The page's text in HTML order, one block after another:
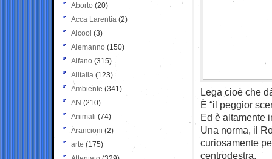
Lega cioè che
È “il peggior
Ed è altamente
Una norma, il
curiosamente
centrodestra.
Aborto (20)
Acca Larentia (2)
Alcool (3)
Alemanno (150)
Alfano (315)
Alitalia (123)
Ambiente (341)
AN (210)
Animali (74)
Arancioni (2)
arte (175)